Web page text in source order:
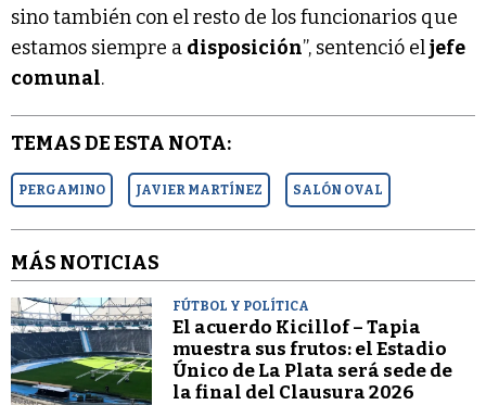
sino también con el resto de los funcionarios que
estamos siempre a disposición”, sentenció eljefe
comunal.
TEMAS DE ESTA NOTA:
PERGAMINO JAVIER MARTÍNEZ SALÓN OVAL
MÁS NOTICIAS
FÚTBOL Y POLÍTICA
El acuerdo Kicillof – Tapia
muestra sus frutos: el Estadio
Único de La Plata será sede de
la final del Clausura 2026